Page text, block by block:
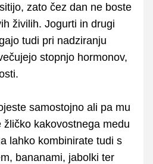
zato čez dan ne boste
živilih. Jogurti in drugi
tudi pri nadziranju
stopnjo hormonov,
samostojno ali pa mu
kakovostnega medu
lahko kombinirate tudi s
bananami, jabolki ter